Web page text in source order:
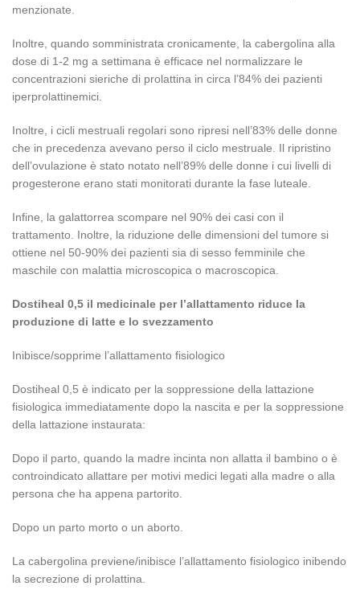
menzionate.
Inoltre, quando somministrata cronicamente, la cabergolina alla
dose di 1-2 mg a settimana è efficace nel normalizzare le
concentrazioni sieriche di prolattina in circa l’84% dei pazienti
iperprolattinemici.
Inoltre, i cicli mestruali regolari sono ripresi nell’83% delle donne
che in precedenza avevano perso il ciclo mestruale. Il ripristino
dell’ovulazione è stato notato nell’89% delle donne i cui livelli di
progesterone erano stati monitorati durante la fase luteale.
Infine, la galattorrea scompare nel 90% dei casi con il
trattamento. Inoltre, la riduzione delle dimensioni del tumore si
ottiene nel 50-90% dei pazienti sia di sesso femminile che
maschile con malattia microscopica o macroscopica.
Dostiheal 0,5 il medicinale per l’allattamento riduce la
produzione di latte e lo svezzamento
Inibisce/sopprime l’allattamento fisiologico
Dostiheal 0,5 è indicato per la soppressione della lattazione
fisiologica immediatamente dopo la nascita e per la soppressione
della lattazione instaurata:
Dopo il parto, quando la madre incinta non allatta il bambino o è
controindicato allattare per motivi medici legati alla madre o alla
persona che ha appena partorito.
Dopo un parto morto o un aborto.
La cabergolina previene/inibisce l’allattamento fisiologico inibendo
la secrezione di prolattina.